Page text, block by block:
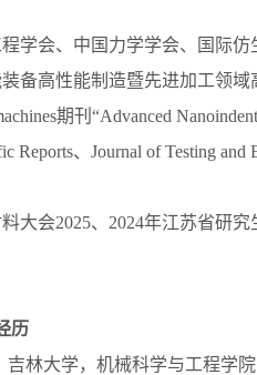
程学会、中国力学学会、国际仿
装备高性能制造暨先进加工领
期刊“Advanced
Reports、Journal of Testing
料大会2025、2024年江苏省研
历
吉林大学，机械科学与工程学